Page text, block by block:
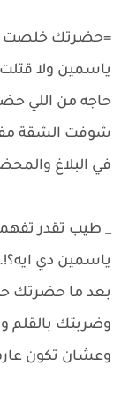
=حضرتك خلصت
ياسمين ولا
حاجه من اللي
شوفت الشقة
في البلاغ
_ طيب تقدر
ياسمين دي
بعد ما حضرتك
وضربتك بالقلم
وعشان تكون